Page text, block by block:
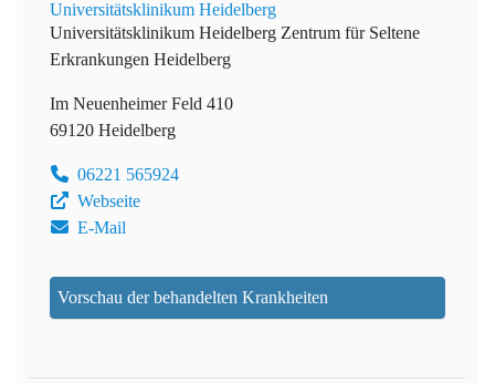
Universitätsklinikum Heidelberg
Universitätsklinikum Heidelberg Zentrum für Seltene
Erkrankungen Heidelberg
Im Neuenheimer Feld 410
69120 Heidelberg
06221 565924
Webseite
E-Mail
Vorschau der behandelten Krankheiten